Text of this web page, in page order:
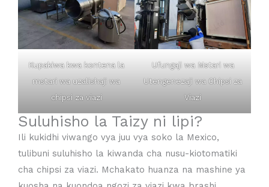
Kupakiwa kwa kontena la
mstari wa uzalishaji wa
chipsi za viazi
Ufungaji wa Mstari wa
Utengenezaji wa Chipsi za
Viazi
Suluhisho la Taizy ni lipi?
Ili kukidhi viwango vya juu vya soko la Mexico,
tulibuni suluhisho la kiwanda cha nusu-kiotomatiki
cha chipsi za viazi. Mchakato huanza na mashine ya